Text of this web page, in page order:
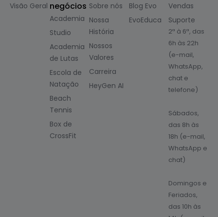
Visão Geral negócios
Academia
Studio
Academia
de Lutas
Escola de
Natação
Beach
Tennis
Box de
CrossFit
Sobre nós
Nossa
História
Nossos
Valores
Carreira
HeyGen AI
Blog Evo
EvoEduca
Vendas
Suporte
2ª à 6ª, das
6h às 22h
(e-mail,
WhatsApp,
chat e
telefone)
Sábados,
das 8h às
18h (e-mail,
WhatsApp e
chat)
Domingos e
Feriados,
das 10h às